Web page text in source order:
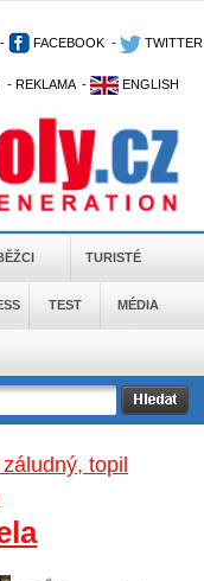
- FACEBOOK - TWITTER
- REKLAMA - ENGLISH
TURISTÉ
TEST MÉDIA
topil